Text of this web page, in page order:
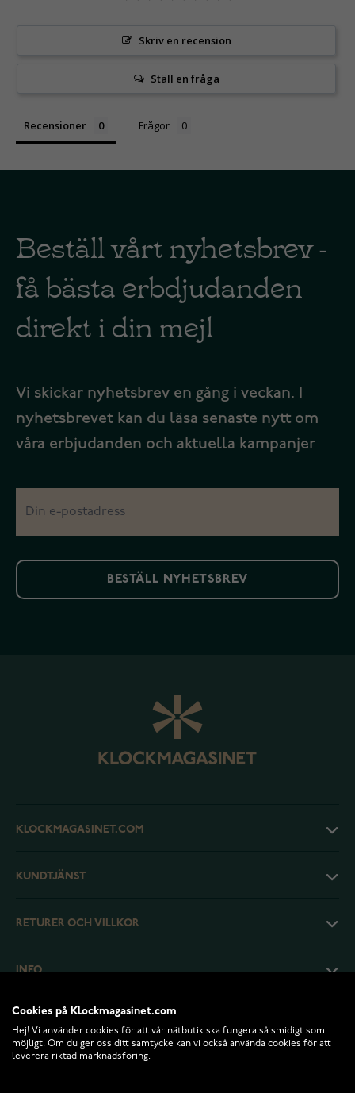
Skriv en recension
Ställ en fråga
Recensioner Frågor
Beställ vårt nyhetsbrev -
få bästa erbdjudanden
direkt i din mejl
Vi skickar nyhetsbrev en gång i veckan. I
nyhetsbrevet kan du läsa senaste nytt om
våra erbjudanden och aktuella kampanjer
BESTÄLL NYHETSBREV
KLOCKMAGASINET.COM
KUNDTJÄNST
RETURER OCH VILLKOR
INFO
Cookies på Klockmagasinet.com
Hej! Vi använder cookies för att vår nätbutik ska fungera så smidigt som
möjligt. Om du ger oss ditt samtycke kan vi också använda cookies för att
leverera riktad marknadsföring.